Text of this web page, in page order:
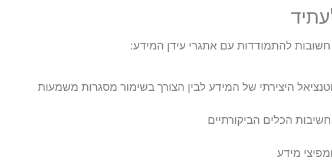
להתמודדות עם אתגרי עידן המידע:
היצירתי של המידע לבין הצורך בשימור מסגרות משמעות
הכלים הביקורתיים
מידע